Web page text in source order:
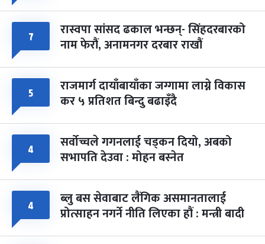
७ रास्वपा सांसद ढकाल भन्छन्- सिंहदरबारको
नाम फेरौं, अनामनगर दरबार राखौं
५ राजमार्ग दायाँबायाँका जग्गामा लाग्ने विकास
कर ५ प्रतिशत बिन्दु बढाइँदै
४ सर्वोच्चले गगनलाई चड्कन दियो, अबको
सभापति देउवा : मोहन बस्नेत
४ ब्लु बस सेवाबाट लैंगिक असमानतालाई
प्रोत्साहन नगर्ने नीति लिएका हौं : मन्त्री बादी